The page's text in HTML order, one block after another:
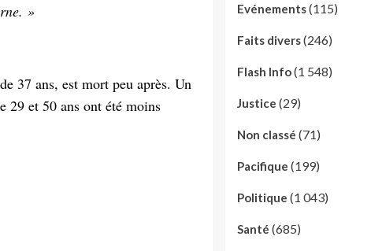
»
37 ans, est mort peu après. Un
29 et 50 ans ont été moins
Evénements(115)
Faits divers(246)
Flash Info(1 548)
Justice (29)
Non classé (71)
Pacifique (199)
Politique (1 043)
Santé (685)